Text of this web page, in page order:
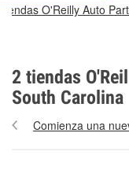
O'Reilly Auto
2 tiendas
South Carolina
Comienza una